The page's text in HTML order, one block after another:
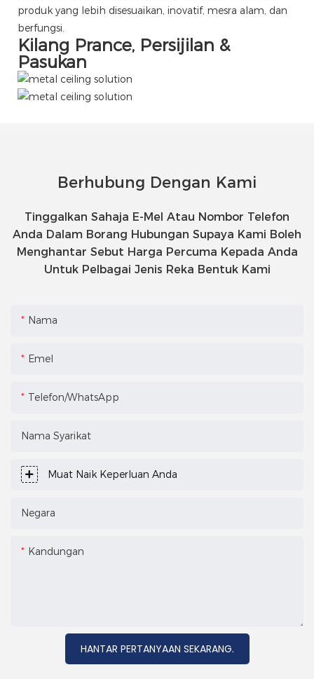
produk yang lebih disesuaikan, inovatif, mesra alam, dan
berfungsi.
Kilang Prance, Persijilan &
Pasukan
Berhubung Dengan Kami
Tinggalkan Sahaja E-Mel Atau Nombor Telefon
Anda Dalam Borang Hubungan Supaya Kami Boleh
Menghantar Sebut Harga Percuma Kepada Anda
Untuk Pelbagai Jenis Reka Bentuk Kami
Nama
Emel
Telefon/WhatsApp
Nama Syarikat
Muat Naik Keperluan Anda
Negara
Kandungan
HANTAR PERTANYAAN SEKARANG.